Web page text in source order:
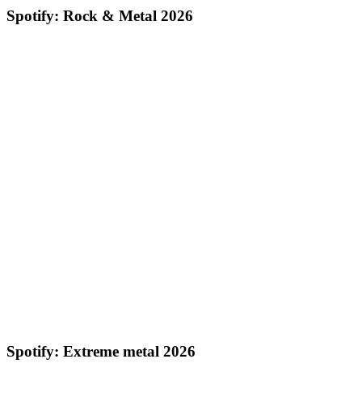
Spotify: Rock & Metal 2026
Spotify: Extreme metal 2026